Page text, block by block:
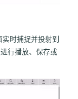
实时捕捉并投射到
行播放、保存或